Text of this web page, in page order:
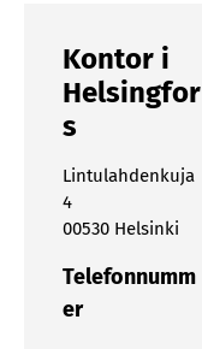
Kontor i
Helsingfor
s
Lintulahdenkuja
4
00530 Helsinki
Telefonnumm
er